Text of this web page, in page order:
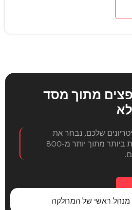
מתוך מסד
שלכם, נבחר את
האפשרויות הטובות ביותר מתוך יותר מ-800
ראשי של המחלקה